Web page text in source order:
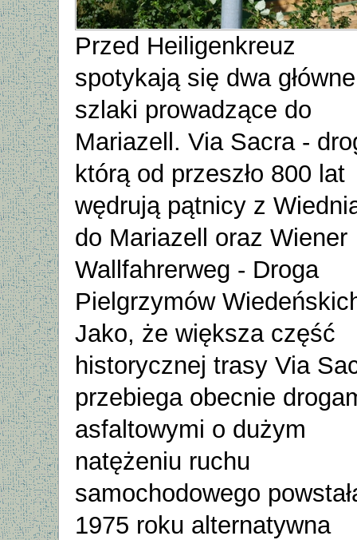
Przed Heiligenkreuz
spotykają się dwa główne
szlaki prowadzące do
Mariazell. Via Sacra -
którą od przeszło 800 lat
wędrują pątnicy z
do Mariazell oraz Wiener
Wallfahrerweg - Droga
Pielgrzymów
Jako, że większa część
historycznej trasy Via
przebiega obecnie
asfaltowymi o dużym
natężeniu ruchu
samochodowego
1975 roku alternatywna